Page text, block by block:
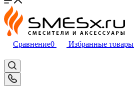
Сравнение0 Избранные товары